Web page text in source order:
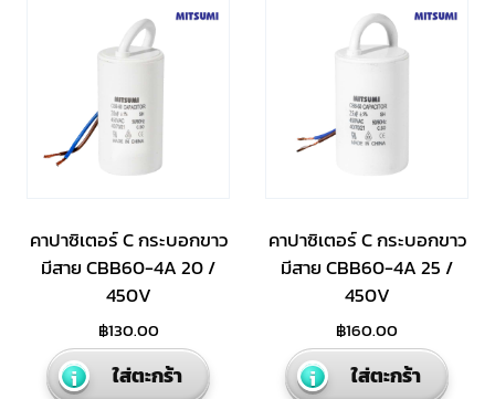
คาปาซิเตอร์ C กระบอกขาว
มีสาย CBB60-4A 20 /
450V
฿130.00
ใส่ตะกร้า
คาปาซิเตอร์ C กระบอกขาว
มีสาย CBB60-4A 25 /
450V
฿160.00
ใส่ตะกร้า